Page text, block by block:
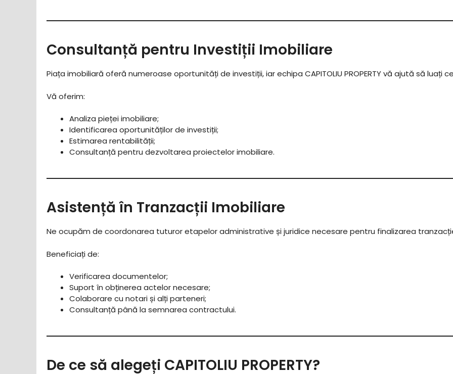
Consultanță pentru Investiții Imobiliare
Piața imobiliară oferă numeroase oportunități de investiții, iar echipa CAPITOLIU PROPERTY vă ajută să luați
Vă oferim:
Analiza pieței imobiliare;
Identificarea oportunităților de investiții;
Estimarea rentabilității;
Consultanță pentru dezvoltarea proiectelor imobiliare.
Asistență în Tranzacții Imobiliare
Ne ocupăm de coordonarea tuturor etapelor administrative și juridice necesare pentru finalizarea
Beneficiați de:
Verificarea documentelor;
Suport în obținerea actelor necesare;
Colaborare cu notari și alți parteneri;
Consultanță până la semnarea contractului.
De ce să alegeți CAPITOLIU PROPERTY?